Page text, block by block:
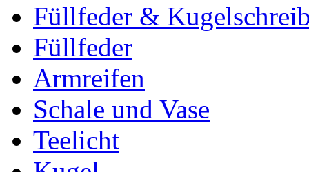
Füllfeder &
Füllfeder
Armreifen
Schale und Vase
Teelicht